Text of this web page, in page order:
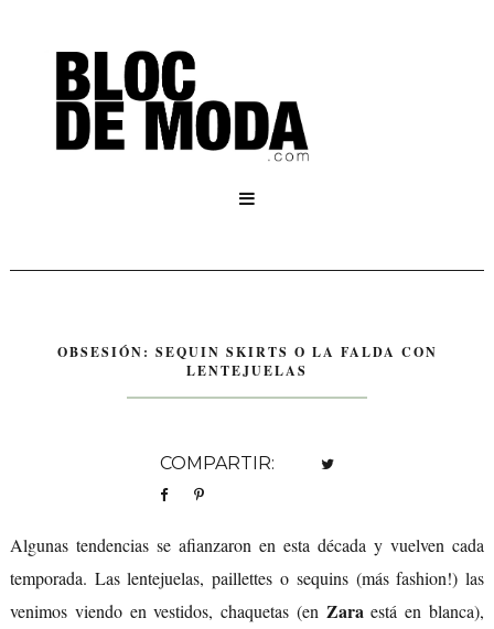

OBSESIÓN: SEQUIN SKIRTS O LA FALDA CON
LENTEJUELAS
COMPARTIR:
Algunas tendencias se afianzaron en esta década y vuelven cada
temporada. Las lentejuelas, paillettes o sequins (más fashion!) las
venimos viendo en vestidos, chaquetas (en Zaraestá en blanca),